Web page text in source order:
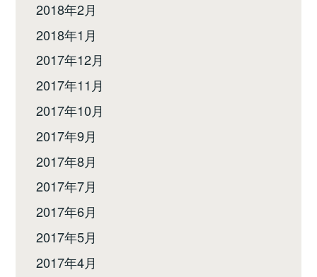
2018年2月
2018年1月
2017年12月
2017年11月
2017年10月
2017年9月
2017年8月
2017年7月
2017年6月
2017年5月
2017年4月